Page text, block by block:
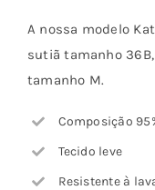
A nossa modelo
sutiã tamanho
tamanho M.
Composição
Tecido leve
Resistente à